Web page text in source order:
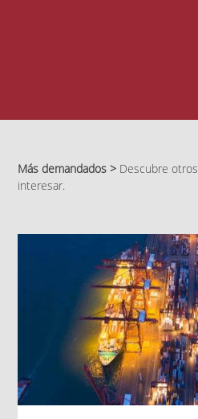
Más demandados > Descubre
interesar.